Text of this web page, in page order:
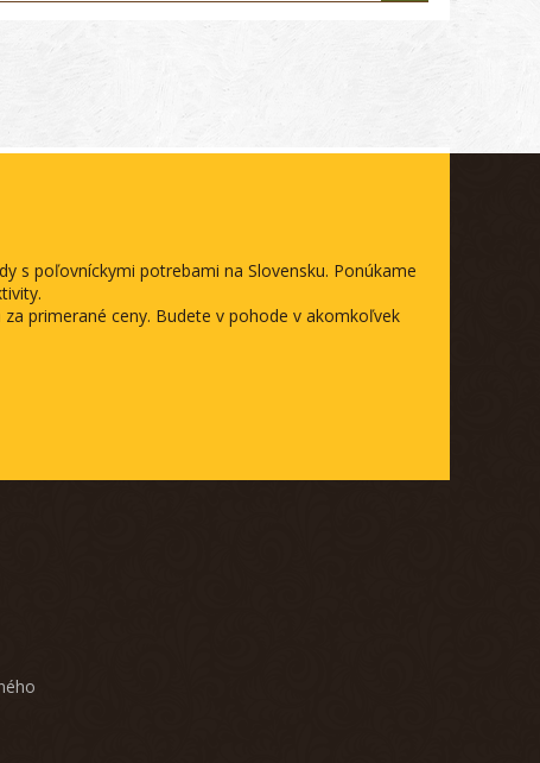
s poľovníckymi potrebami na Slovensku. Ponúkame
primerané ceny. Budete v pohode v akomkoľvek